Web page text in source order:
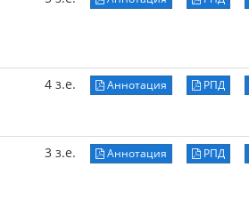
4 з.е. Аннотация РПД
3 з.е. Аннотация РПД